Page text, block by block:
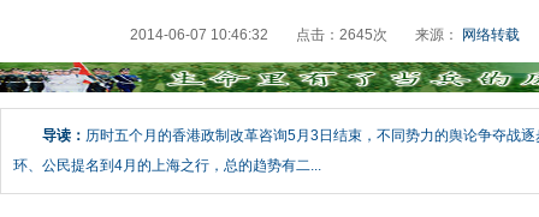
2014-06-07 10:46:32 点击： 2645次 来源： 网络转载
导读： 历时五个月的香港政制改革咨询5月3日结束，不同势力的舆论争夺战
环、公民提名到4月的上海之行，总的趋势有二...